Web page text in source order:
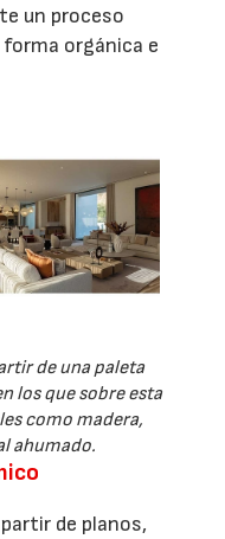
un proceso
orgánica e
de una paleta
los que sobre esta
como madera,
ahumado.
de planos,